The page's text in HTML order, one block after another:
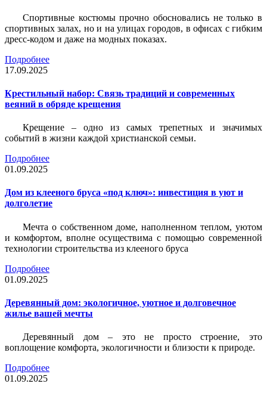
Спортивные костюмы прочно обосновались не только в
спортивных залах, но и на улицах городов, в офисах с гибким
дресс-кодом и даже на модных показах.
Подробнее
17.09.2025
Крестильный набор: Связь традиций и современных
веяний в обряде крещения
Крещение – одно из самых трепетных и значимых
событий в жизни каждой христианской семьи.
Подробнее
01.09.2025
Дом из клееного бруса «под ключ»: инвестиция в уют и
долголетие
Мечта о собственном доме, наполненном теплом, уютом
и комфортом, вполне осуществима с помощью современной
технологии строительства из клееного бруса
Подробнее
01.09.2025
Деревянный дом: экологичное, уютное и долговечное
жилье вашей мечты
Деревянный дом – это не просто строение, это
воплощение комфорта, экологичности и близости к природе.
Подробнее
01.09.2025